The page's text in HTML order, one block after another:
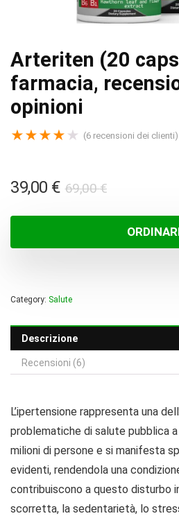
Arteriten (20
farmacia,
opinioni
★★★★ ★ (6 recensioni dei clienti)
69,00€Il
originale
era:
39,00 €
Il
attuale
è:
Category: Salute
Descrizione
Recensioni (6)
L’ipertensione rappresenta una
problematiche di salute pubblica
milioni di persone e si manifesta
evidenti, rendendola una
contribuiscono a questo disturbo
scorretta, la sedentarietà, lo